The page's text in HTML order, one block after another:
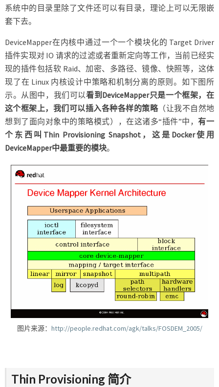
系统中的目录里除了文件还可以有目录，理论上可以无限嵌
套下去。
DeviceMapper在内核中通过一个一个模块化的 Target Driver
插件实现对 IO 请求的过滤或者重新定向等工作，当前已经实
现的插件包括软 Raid、加密、多路径、镜像、快照等，这体
现了在 Linux 内核设计中策略和机制分离的原则。如下图所
示。从图中，我们可以看到DeviceMapper只是一个框架，在
这个框架上，我们可以插入各种各样的策略（让我不自然地
想到了面向对象中的策略模式），在这诸多“插件”中，有一
个东西叫Thin Provisioning Snapshot，这是Docker使用
DeviceMapper中最重要的模块。
图片来源： http://people.redhat.com/agk/talks/FOSDEM_2005/
Thin Provisioning 简介